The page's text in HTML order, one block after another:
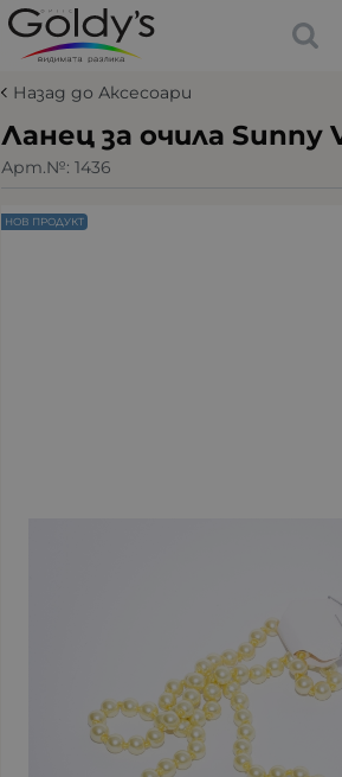
Назад до Аксесоари
Ланец за очила Sunny
Арт.№: 1436
НОВ ПРОДУКТ